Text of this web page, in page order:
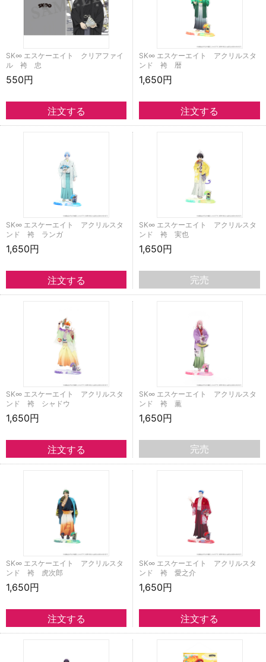
SK∞ エスケーエイト クリアファイ
ル 袴 忠
550円
SK∞ エスケーエイト アクリルスタ
ンド 袴 暦
1,650円
SK∞ エスケーエイト アクリルスタ
ンド 袴 ランガ
1,650円
SK∞ エスケーエイト アクリルスタ
ンド 袴 実也
1,650円
完売
SK∞ エスケーエイト アクリルスタ
ンド 袴 シャドウ
1,650円
SK∞ エスケーエイト アクリルスタ
ンド 袴 薫
1,650円
完売
SK∞ エスケーエイト アクリルスタ
ンド 袴 虎次郎
1,650円
SK∞ エスケーエイト アクリルスタ
ンド 袴 愛之介
1,650円